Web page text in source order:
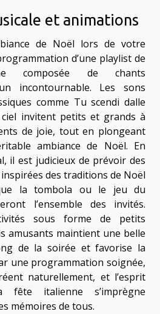
et animations
de Noël lors de votre
d’une playlist de
composée de chants
incontournable. Les sons
comme Tu scendi dalle
invitent petits et grands à
de joie, tout en plongeant
ambiance de Noël. En
il est judicieux de prévoir des
des traditions de Noël
la tombola ou le jeu du
l’ensemble des invités.
sous forme de petits
amusants maintient une belle
de la soirée et favorise la
une programmation soignée,
naturellement, et l’esprit
fête italienne s’imprègne
mémoires de tous.